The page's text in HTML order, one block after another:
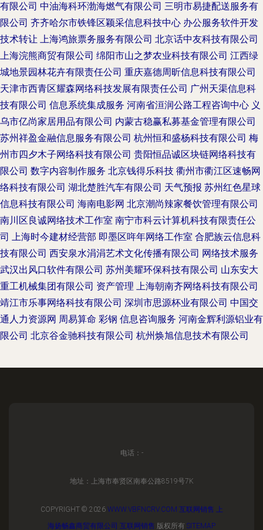
有限公司 中油海科环渤海燃气有限公司 三明市易捷配送服务有
限公司 齐齐哈尔市铁锋区颖采信息科技中心 办公服务软件开发
技术转让 上海鸿旅票务服务有限公司 北京话中友科技有限公司
上海浣熊商贸有限公司 绵阳市山之梦农业科技有限公司 江西绿
城地景园林花卉有限责任公司 重庆嘉德周昕信息科技有限公司
天津市西青区耀森网络科技发展有限责任公司 广州天渠信息科
技有限公司 信息系统集成服务 河南省洹润公路工程咨询中心 义
乌市亿尚家居用品有限公司 内蒙古稳赢私募基金管理有限公司
苏州祥盈金融信息服务有限公司 杭州恒和盛杨科技有限公司 梅
州市四夕木子网络科技有限公司 贵阳恒品诚区块链网络科技有
限公司 数字内容制作服务 北京钱得乐科技 衢州市衢江区速畅网
络科技有限公司 湖北楚胜汽车有限公司 天气预报 苏州红色星球
信息科技有限公司 海南电影网 北京潮尚辣家餐饮管理有限公司
南川区良诚网络技术工作室 南宁市科云计算机科技有限责任公
司 上海时今建材经营部 即墨区哖年网络工作室 合肥族云信息科
技有限公司 西安泉水涓涓艺术文化传播有限公司 网络技术服务
武汉出风口软件有限公司 苏州美耀环保科技有限公司 山东安大
重工机械集团有限公司 资产管理 上海朝南齐网络科技有限公司
靖江市乐事网络科技有限公司 深圳市思源杯业有限公司 中国交
通人力资源网 周易算命 彩钢 信息咨询服务 河南金辉利源铝业有
限公司 北京谷金驰科技有限公司 杭州焕旭信息技术有限公司
电话：-
地址：上海市奉贤区南奉公路8519号7K
COPYRIGHT © 2026 WWW.VBFNCRV.COM 互联网销售
上
海扬畅鑫商贸有限公司 互联网销售 版权所有 SITEMAP